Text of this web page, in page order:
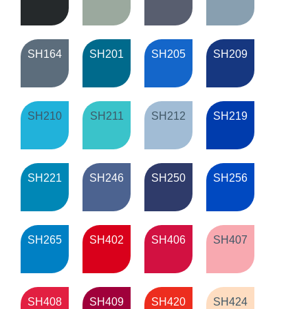
SH164 SH201 SH205 SH209
SH210 SH211 SH212 SH219
SH221 SH246 SH250 SH256
SH265 SH402 SH406 SH407
SH408 SH409 SH420 SH424